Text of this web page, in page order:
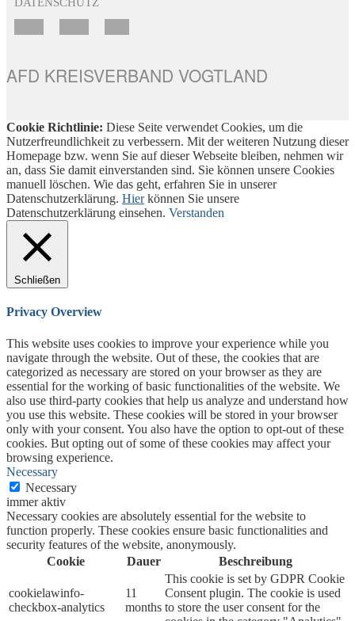
DATENSCHUTZ
AFD KREISVERBAND VOGTLAND
Cookie Richtlinie: Diese Seite verwendet Cookies, um die
Nutzerfreundlichkeit zu verbessern. Mit der weiteren Nutzung dieser
Homepage bzw. wenn Sie auf dieser Webseite bleiben, nehmen wir
an, dass Sie damit einverstanden sind. Sie können unsere Cookies
manuell löschen. Wie das geht, erfahren Sie in unserer
Datenschutzerklärung. Hierkönnen Sie unsere
Datenschutzerklärung einsehen. Verstanden
Schließen
Privacy Overview
This website uses cookies to improve your experience while you
navigate through the website. Out of these, the cookies that are
categorized as necessary are stored on your browser as they are
essential for the working of basic functionalities of the website. We
also use third-party cookies that help us analyze and understand how
you use this website. These cookies will be stored in your browser
only with your consent. You also have the option to opt-out of these
cookies. But opting out of some of these cookies may affect your
browsing experience.
Necessary
Necessary
immer aktiv
Necessary cookies are absolutely essential for the website to
function properly. These cookies ensure basic functionalities and
security features of the website, anonymously.
Cookie
Dauer Beschreibung
cookielawinfo-
checkbox-analytics
11
months
This cookie is set by GDPR Cookie
Consent plugin. The cookie is used
to store the user consent for the